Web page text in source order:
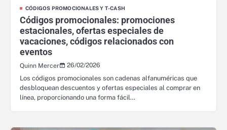
CÓDIGOS PROMOCIONALES Y T-CASH
Códigos promocionales: promociones
estacionales, ofertas especiales de
vacaciones, códigos relacionados con
eventos
Quinn Mercer
26/02/2026
Los códigos promocionales son cadenas alfanuméricas que
desbloquean descuentos y ofertas especiales al comprar en
línea, proporcionando una forma fácil…